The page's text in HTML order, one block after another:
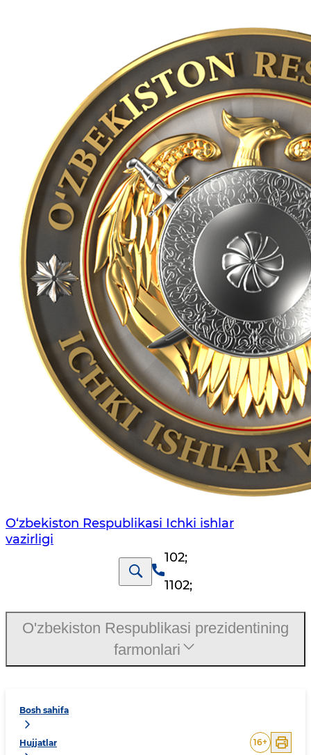
O‘zbеkiston Rеspublikаsi Ichki ishlаr
vаzirligi
102;
1102;
Bosh sahifa
Hujjatlar 16+
O'zbekiston Respublikasi prezidentining
farmonlari